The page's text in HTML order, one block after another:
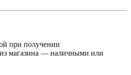
при получении
магазина — наличными или